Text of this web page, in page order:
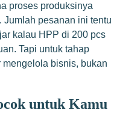
proses produksinya
Jumlah pesanan ini tentu
kalau HPP di 200 pcs
Tapi untuk tahap
bisnis, bukan
untuk Kamu